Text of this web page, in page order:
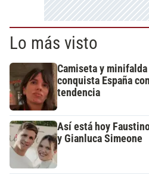
Lo más visto
Camiseta y
conquista España
tendencia
Así está hoy
y Gianluca Simeone